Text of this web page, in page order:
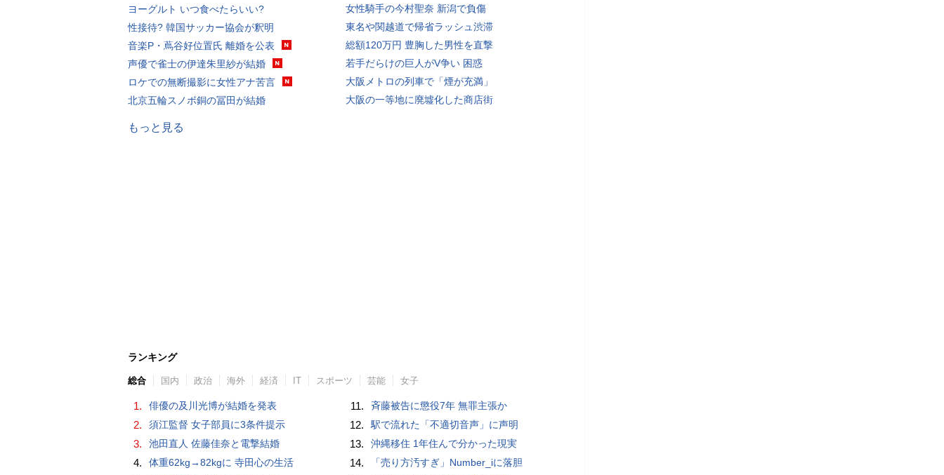
ヨーグルト いつ食べたらいい?
性接待? 韓国サッカー協会が釈明
音楽P・蔦谷好位置氏 離婚を公表
声優で雀士の伊達朱里紗が結婚
ロケでの無断撮影に女性アナ苦言
北京五輪スノボ銅の冨田が結婚
女性騎手の今村聖奈 新潟で負傷
東名や関越道で帰省ラッシュ渋滞
総額120万円 豊胸した男性を直撃
若手だらけの巨人がV争い 困惑
大阪メトロの列車で「煙が充満」
大阪の一等地に廃墟化した商店街
もっと見る
ランキング
総合 国内 政治 海外 経済 IT スポーツ 芸能 女子
1. 俳優の及川光博が結婚を発表
2. 須江監督 女子部員に3条件提示
3. 池田直人 佐藤佳奈と電撃結婚
4. 体重62kg→82kgに 寺田心の生活
11. 斉藤被告に懲役7年 無罪主張か
12. 駅で流れた「不適切音声」に声明
13. 沖縄移住 1年住んで分かった現実
14. 「売り方汚すぎ」Number_iに落胆